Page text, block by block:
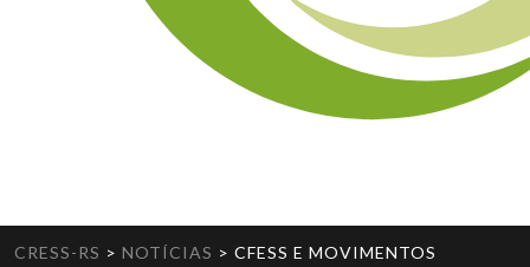
CRESS-RS > NOTÍCIAS > CFESS E MOVIMENTOS